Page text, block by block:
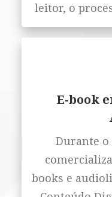
leitor, o
E-book
Durante o
books e